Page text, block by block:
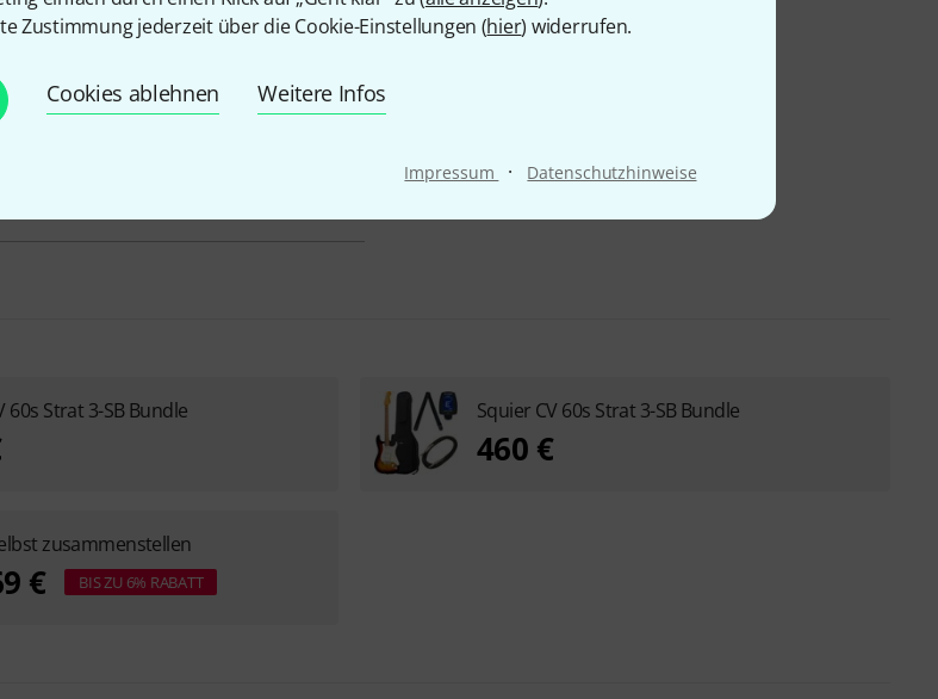
Zustimmung jederzeit über die Cookie-Einstellungen (hier) widerrufen.
Cookies ablehnen Weitere Infos
Impressum · Datenschutzhinweise
Indian Laurel
648 mm
Nein
60s Strat 3-SB Bundle Squier CV 60s Strat 3-SB Bundle
460 €
zusammenstellen
€ BIS ZU 6% RABATT